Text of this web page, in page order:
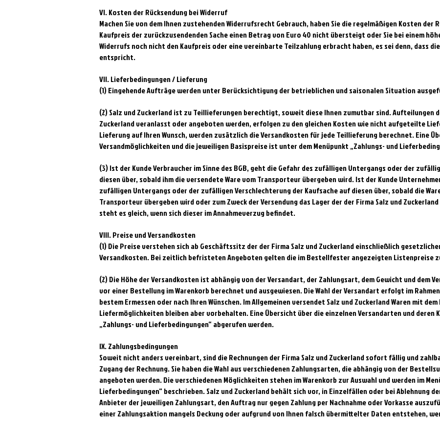
VI. Kosten der Rücksendung bei Widerruf
Machen Sie von dem Ihnen zustehenden Widerrufsrecht Gebrauch, haben Sie die regelmäßigen Kosten der
Kaufpreis der zurückzusendenden Sache einen Betrag von Euro 40 nicht übersteigt oder Sie bei einem
Widerrufs noch nicht den Kaufpreis oder eine vereinbarte Teilzahlung erbracht haben, es sei denn, dass
entspricht.
VII. Lieferbedingungen / Lieferung
(1) Eingehende Aufträge werden unter Berücksichtigung der betrieblichen und saisonalen Situation
(2) Salz und Zuckerland ist zu Teillieferungen berechtigt, soweit diese Ihnen zumutbar sind. Aufteilungen
Zuckerland veranlasst oder angeboten werden, erfolgen zu den gleichen Kosten wie nicht aufgeteilte
Lieferung auf Ihren Wunsch, werden zusätzlich die Versandkosten für jede Teillieferung berechnet. Eine
Versandmöglichkeiten und die jeweiligen Basispreise ist unter dem Menüpunkt „Zahlungs- und
(3) Ist der Kunde Verbraucher im Sinne des BGB, geht die Gefahr des zufälligen Untergangs oder der
diesen über, sobald ihm die versendete Ware vom Transporteur übergeben wird. Ist der Kunde
zufälligen Untergangs oder der zufälligen Verschlechterung der Kaufsache auf diesen über, sobald die
Transporteur übergeben wird oder zum Zweck der Versendung das Lager der der Firma Salz und
steht es gleich, wenn sich dieser im Annahmeverzug befindet.
VIII. Preise und Versandkosten
(1) Die Preise verstehen sich ab Geschäftssitz der der Firma Salz und Zuckerland einschließlich
Versandkosten. Bei zeitlich befristeten Angeboten gelten die im Bestellfester angezeigten Listenpreise
(2) Die Höhe der Versandkosten ist abhängig von der Versandart, der Zahlungsart, dem Gewicht und dem
vor einer Bestellung im Warenkorb berechnet und ausgewiesen. Die Wahl der Versandart erfolgt im
bestem Ermessen oder nach Ihren Wünschen. Im Allgemeinen versendet Salz und Zuckerland Waren mit
Liefermöglichkeiten bleiben aber vorbehalten. Eine Übersicht über die einzelnen Versandarten und deren
„Zahlungs- und Lieferbedingungen“ abgerufen werden.
IX. Zahlungsbedingungen
Soweit nicht anders vereinbart, sind die Rechnungen der Firma Salz und Zuckerland sofort fällig und
Zugang der Rechnung. Sie haben die Wahl aus verschiedenen Zahlungsarten, die abhängig von der
angeboten werden. Die verschiedenen Möglichkeiten stehen im Warenkorb zur Auswahl und werden im
Lieferbedingungen“ beschrieben. Salz und Zuckerland behält sich vor, in Einzelfällen oder bei Ablehnung
Anbieter der jeweiligen Zahlungsart, den Auftrag nur gegen Zahlung per Nachnahme oder Vorkasse
einer Zahlungsaktion mangels Deckung oder aufgrund von Ihnen falsch übermittelter Daten entstehen,